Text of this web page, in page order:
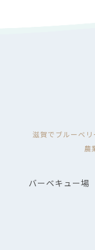
滋賀でブルーベ
農
バーベキュー場